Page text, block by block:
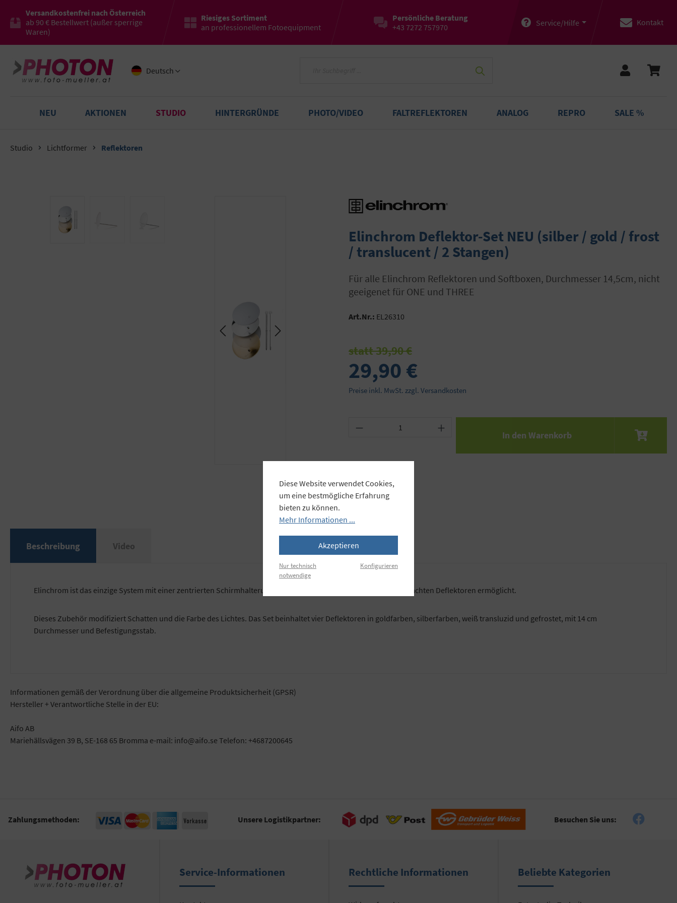
Versandkostenfrei nach Österreich
ab 90 € Bestellwert (außer sperrige
Waren)
Riesiges Sortiment
an professionellem Fotoequipment
Persönliche Beratung
+43 7272 757970
Service/Hilfe Kontakt
Deutsch
NEU AKTIONEN STUDIO HINTERGRÜNDE PHOTO/VIDEO FALTREFLEKTOREN ANALOG REPRO SALE %
Studio Lichtformer Reflektoren
Elinchrom Deflektor-Set NEU (silber / gold / frost
/ translucent / 2 Stangen)
für alle Elinchrom Reflektoren und Softboxen, Durchmesser 14,5cm, nicht
geeigenet für ONE und THREE
Art.Nr.: EL26310
statt 39,90 €
29,90 €
Preise inkl. MwSt. zzgl. Versandkosten
Produkt Anzahl: Gib den gewünschten Wert ein oder benutze
In den Warenkorb
Beschreibung Video
Elinchrom ist das einzige System mit einer zentrierten Schirmhalterung, die, die Verwendung von zentral angebrachten Deflektoren ermöglicht.
Dieses Zubehör modifiziert Schatten und die Farbe des Lichtes. Das Set beinhaltet vier Deflektoren in goldfarben, silberfarben, weiß transluzid und gefrostet, mit 14 cm
Durchmesser und Befestigungsstab.
Informationen gemäß der Verordnung über die allgemeine Produktsicherheit (GPSR)
Hersteller + Verantwortliche Stelle in der EU:
Aifo AB
Mariehällsvägen 39 B, SE-168 65 Bromma e-mail: info@aifo.se Telefon: +4687200645
Zahlungsmethoden: Unsere Logistikpartner: Besuchen Sie uns:
Service-Informationen Rechtliche Informationen Beliebte Kategorien
Diese Website verwendet Cookies,
um eine bestmögliche Erfahrung
bieten zu können.
Mehr Informationen ...
Akzeptieren
Nur technisch
notwendige
Konfigurieren